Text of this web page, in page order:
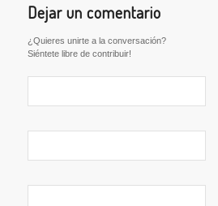
Dejar un comentario
¿Quieres unirte a la conversación?
Siéntete libre de contribuir!